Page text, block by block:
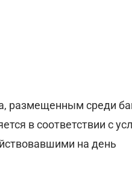
размещенным среди
в соответствии с
на день